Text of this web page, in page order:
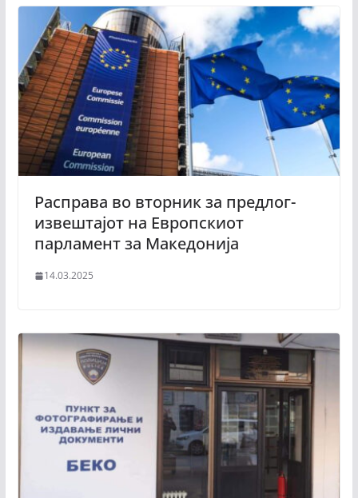
Расправа во вторник за предлог-
извештајот на Европскиот
парламент за Македонија
14.03.2025